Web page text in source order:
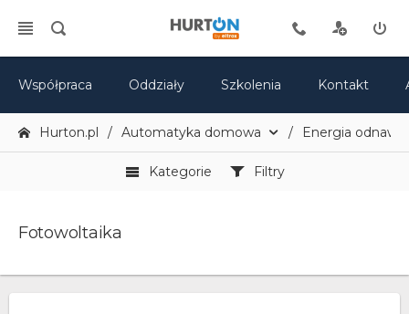
Współpraca Oddziały Szkolenia Kontakt
Hurton.pl Automatyka domowa Energia
Kategorie Filtry
Fotowoltaika